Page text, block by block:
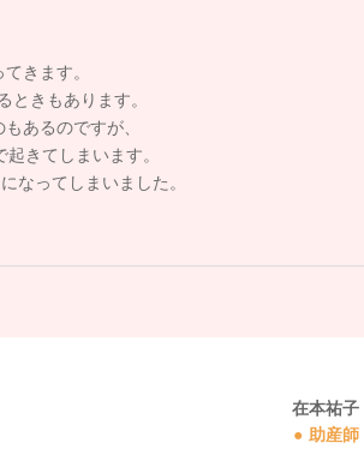
きます。
きもあります。
あるのですが、
きてしまいます。
なってしまいました。
在本祐子
助産師